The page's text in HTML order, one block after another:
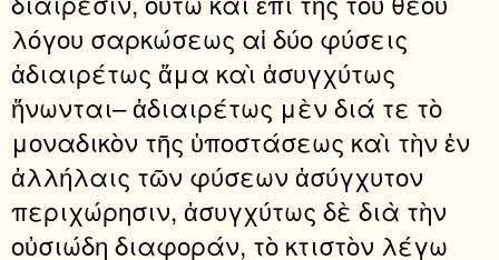
λόγου σαρκώσεως αἱ δύο φύσεις
ἀδιαιρέτως ἅμα καὶ ἀσυγχύτως
ἥνωνται– ἀδιαιρέτως μὲν διά τε τὸ
μοναδικὸν τῆς ὑποστάσεως καὶ τὴν ἐν
ἀλλήλαις τῶν φύσεων ἀσύγχυτον
περιχώρησιν, ἀσυγχύτως δὲ διὰ τὴν
οὐσιώδη διαφοράν, τὸ κτιστὸν λέγω